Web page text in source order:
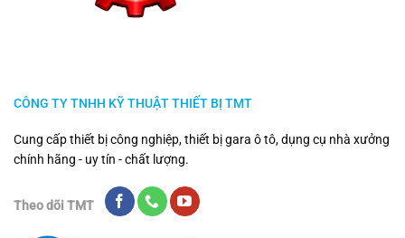
CÔNG TY TNHH KỸ THUẬT THIẾT BỊ TMT
Cung cấp thiết bị công nghiệp, thiết bị gara ô tô, dụng cụ nhà xưởng
chính hãng - uy tín - chất lượng.
Theo dõi TMT